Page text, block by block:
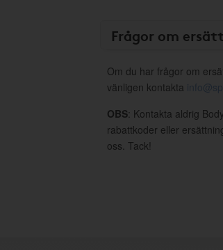
Frågor om
Om du har frågor om
vänligen kontakta
OBS: Kontakta aldrig
rabattkoder eller
oss. Tack!